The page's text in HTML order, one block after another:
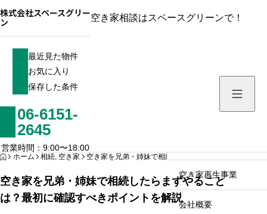
保存した条件
空き家再生事業
会社概要
株式会社スペースグリー
ン
空き家相談はスペースグリーンで！
最近見た物件
お気に入り
保存した条件
06-6151-
2645
営業時間：9:00〜18:00
HOME
ホーム 相続 空き家 空き家を兄弟・姉妹で相続したらまずやることは？最
空き家を兄弟・姉妹で相続したらまずやること
は？最初に確認すべきポイントを解説